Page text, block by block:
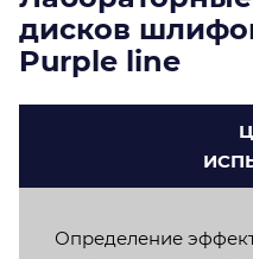
дисков
Purple line
Определение